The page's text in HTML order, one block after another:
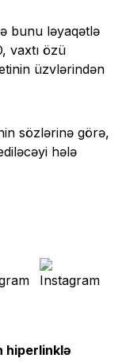
bunu ləyaqətlə
vaxtı özü
üzvlərindən
sözlərinə görə,
hələ
hiperlinklə